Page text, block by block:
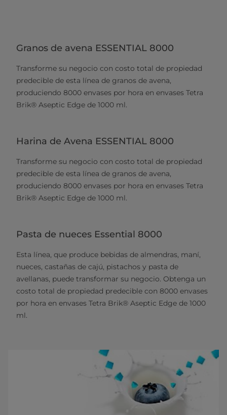
Granos de avena ESSENTIAL 8000
Transforme su negocio con costo total de propiedad
predecible de esta línea de granos de avena,
produciendo 8000 envases por hora en envases Tetra
Brik® Aseptic Edge de 1000 ml.
Harina de Avena ESSENTIAL 8000
Transforme su negocio con costo total de propiedad
predecible de esta línea de granos de avena,
produciendo 8000 envases por hora en envases Tetra
Brik® Aseptic Edge de 1000 ml.
Pasta de nueces Essential 8000
Esta línea, que produce bebidas de almendras, maní,
nueces, castañas de cajú, pistachos y pasta de
avellanas, puede transformar su negocio. Obtenga un
costo total de propiedad predecible con 8000 envases
por hora en envases Tetra Brik® Aseptic Edge de 1000
ml.